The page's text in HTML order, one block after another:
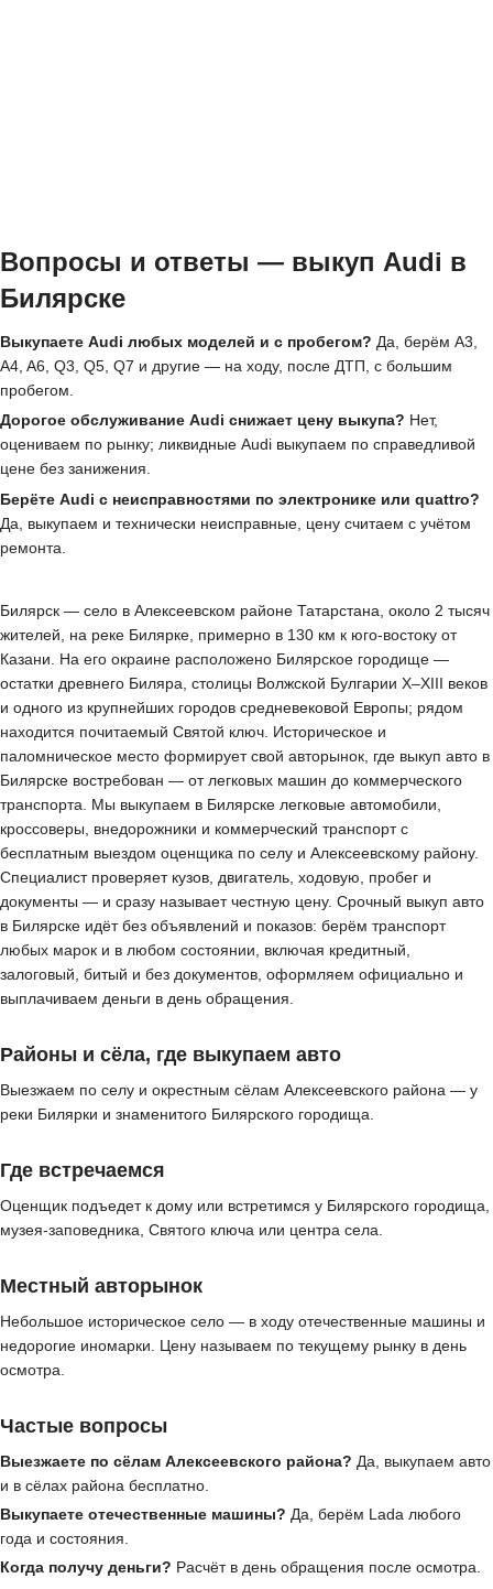
Вопросы и ответы — выкуп Audi в
Билярске
Выкупаете Audi любых моделей и с пробегом? Да, берём A3,
A4, A6, Q3, Q5, Q7 и другие — на ходу, после ДТП, с большим
пробегом.
Дорогое обслуживание Audi снижает цену выкупа? Нет,
оцениваем по рынку; ликвидные Audi выкупаем по справедливой
цене без занижения.
Берёте Audi с неисправностями по электронике или quattro?
Да, выкупаем и технически неисправные, цену считаем с учётом
ремонта.
Билярск — село в Алексеевском районе Татарстана, около 2 тысяч
жителей, на реке Билярке, примерно в 130 км к юго-востоку от
Казани. На его окраине расположено Билярское городище —
остатки древнего Биляра, столицы Волжской Булгарии X–XIII веков
и одного из крупнейших городов средневековой Европы; рядом
находится почитаемый Святой ключ. Историческое и
паломническое место формирует свой авторынок, где выкуп авто в
Билярске востребован — от легковых машин до коммерческого
транспорта. Мы выкупаем в Билярске легковые автомобили,
кроссоверы, внедорожники и коммерческий транспорт с
бесплатным выездом оценщика по селу и Алексеевскому району.
Специалист проверяет кузов, двигатель, ходовую, пробег и
документы — и сразу называет честную цену. Срочный выкуп авто
в Билярске идёт без объявлений и показов: берём транспорт
любых марок и в любом состоянии, включая кредитный,
залоговый, битый и без документов, оформляем официально и
выплачиваем деньги в день обращения.
Районы и сёла, где выкупаем авто
Выезжаем по селу и окрестным сёлам Алексеевского района — у
реки Билярки и знаменитого Билярского городища.
Где встречаемся
Оценщик подъедет к дому или встретимся у Билярского городища,
музея-заповедника, Святого ключа или центра села.
Местный авторынок
Небольшое историческое село — в ходу отечественные машины и
недорогие иномарки. Цену называем по текущему рынку в день
осмотра.
Частые вопросы
Выезжаете по сёлам Алексеевского района? Да, выкупаем авто
и в сёлах района бесплатно.
Выкупаете отечественные машины? Да, берём Lada любого
года и состояния.
Когда получу деньги? Расчёт в день обращения после осмотра.